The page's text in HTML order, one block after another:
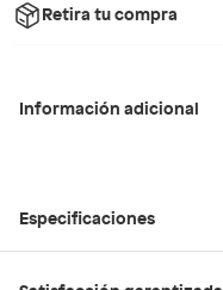
Retira tu compra
Información adicional
Especificaciones